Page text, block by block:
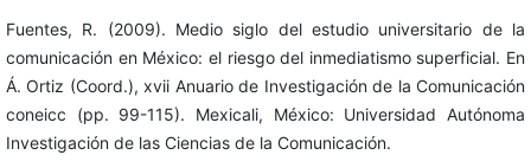
Fuentes, R. (2009). Medio siglo del estudio universitario de la
comunicación en México: el riesgo del inmediatismo superficial. En
Á. Ortiz (Coord.), xvii Anuario de Investigación de la Comunicación
coneicc (pp. 99-115). Mexicali, México: Universidad Autónoma
Investigación de las Ciencias de la Comunicación.